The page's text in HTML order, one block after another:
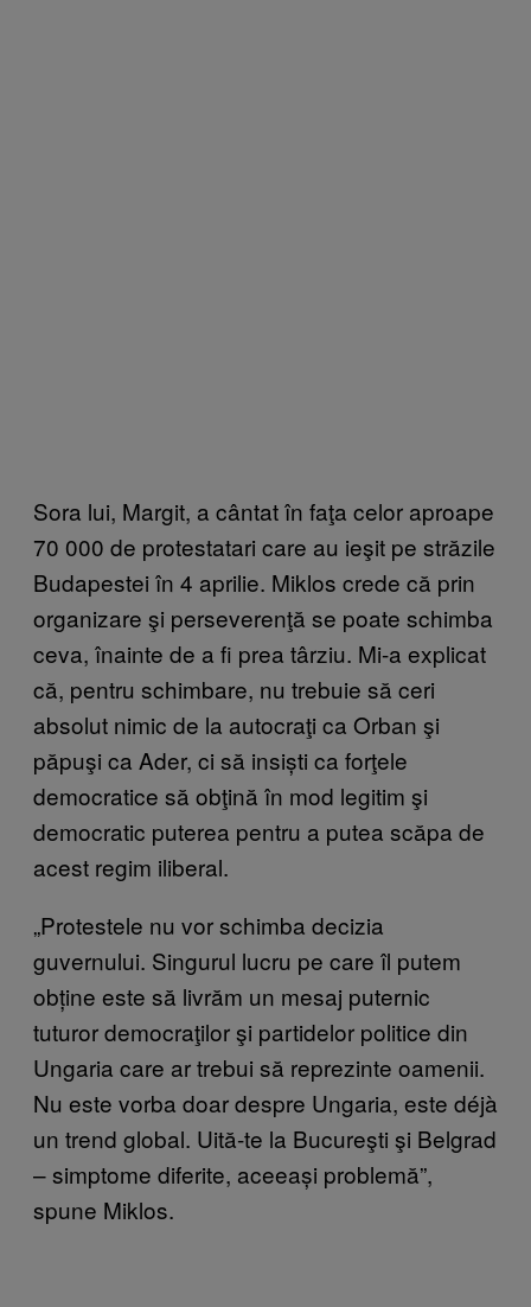
Sora lui, Margit, a cântat în faţa celor aproape
70 000 de protestatari care au ieşit pe străzile
Budapestei în 4 aprilie. Miklos crede că prin
organizare şi perseverenţă se poate schimba
ceva, înainte de a fi prea târziu. Mi-a explicat
că, pentru schimbare, nu trebuie să ceri
absolut nimic de la autocraţi ca Orban şi
păpuşi ca Ader, ci să insiști ca forţele
democratice să obţină în mod legitim şi
democratic puterea pentru a putea scăpa de
acest regim iliberal.
„Protestele nu vor schimba decizia
guvernului. Singurul lucru pe care îl putem
obține este să livrăm un mesaj puternic
tuturor democraţilor şi partidelor politice din
Ungaria care ar trebui să reprezinte oamenii.
Nu este vorba doar despre Ungaria, este déjà
un trend global. Uită-te la Bucureşti şi Belgrad
– simptome diferite, aceeași problemă”,
spune Miklos.